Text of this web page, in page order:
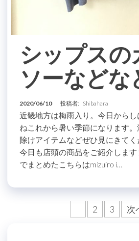
シップスの
ソーなどな
2020/06/10 投稿者: Shibahara
近畿地方は梅雨入り。今日から
ねこれから暑い季節になります
除けアイテムなどぜひ見にきて
今日も店頭の商品をご紹介しま
でまとめたこちらはmizuiro i…
2 3 次